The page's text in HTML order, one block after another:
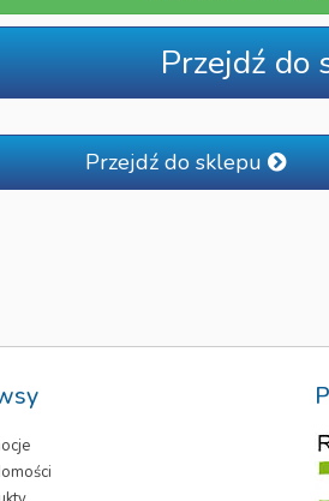
Przejdź do
Przejdź do sklepu